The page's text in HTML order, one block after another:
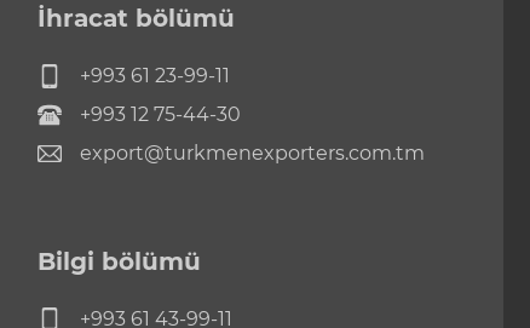
İhracat bölümü
+993 61 23-99-11
+993 12 75-44-30
export@turkmenexporters.com.tm
Bilgi bölümü
+993 61 43-99-11